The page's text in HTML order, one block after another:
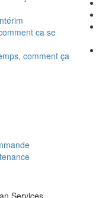
ca se
comment ça
Services